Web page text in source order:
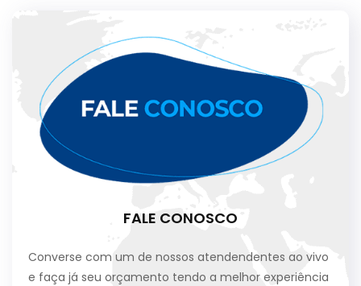
FALE CONOSCO
Converse com um de nossos atendendentes ao vivo
e faça já seu orçamento tendo a melhor experiência